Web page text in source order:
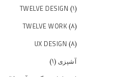
TWELVE DESIGN (۱)
TWELVE WORK (۸)
UX DESIGN (۸)
آشپزی (۱)